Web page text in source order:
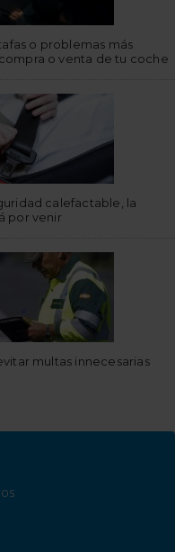
o problemas más
o venta de tu coche
calefactable, la
por venir
multas innecesarias